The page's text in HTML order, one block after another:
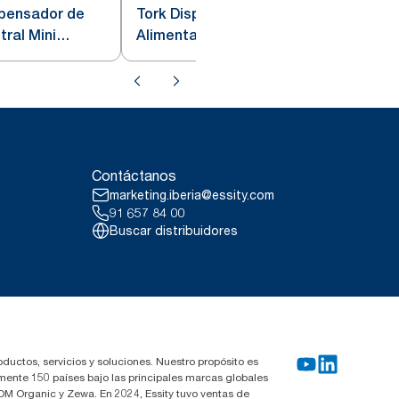
de
Mini
Tork Dispensador de
Alimentación Central Reflex™
Blanco y Turquesa M4
Contáctanos
marketing.iberia@essity.com
91 657 84 00
Buscar distribuidores
servicios y soluciones. Nuestro propósito es
150 países bajo las principales marcas globales
Organic y Zewa. En 2024, Essity tuvo ventas de